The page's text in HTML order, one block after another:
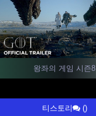
왕좌의 게임 시즌8
티스토리 ()